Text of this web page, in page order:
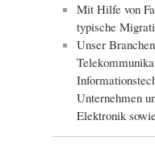
Mit Hilfe von
typische
Unser
Unternehmen
Elektronik